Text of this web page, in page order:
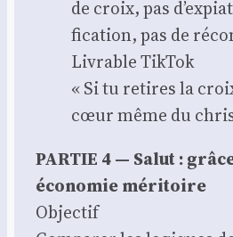
de croix, pas
fi­ca­tion, pas de
Livrable Tik­Tok
« Si tu retires la
cœur même du
PARTIE 4 — Salut :
éco­no­mie méri­toire
Objec­tif